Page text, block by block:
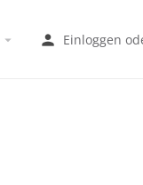
Einloggen